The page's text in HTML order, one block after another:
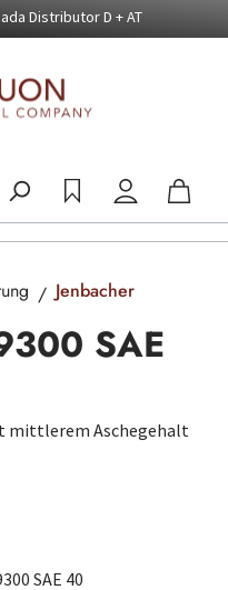
Distributor D + AT
Jenbacher
SAE
mittlerem Aschegehalt